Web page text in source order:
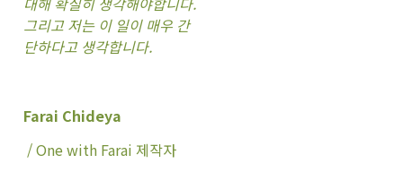
그리고 저는 이 일이 매우 간
단하다고 생각합니다.
Farai Chideya
/ One with Farai 제작자